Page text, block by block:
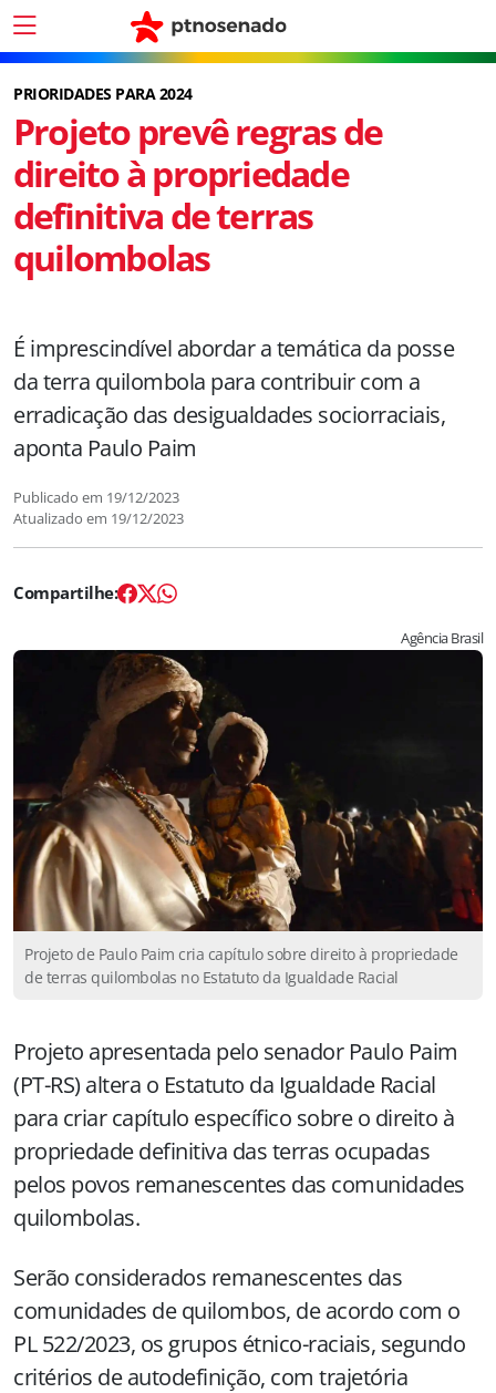
PRIORIDADES PARA 2024
Projeto prevê regras de
direito à propriedade
definitiva de terras
quilombolas
É imprescindível abordar a temática da posse
da terra quilombola para contribuir com a
erradicação das desigualdades sociorraciais,
aponta Paulo Paim
Publicado em 19/12/2023
Atualizado em 19/12/2023
Agência Brasil
Projeto de Paulo Paim cria capítulo sobre direito à propriedade
de terras quilombolas no Estatuto da Igualdade Racial
Projeto apresentada pelo senador Paulo Paim
(PT-RS) altera o Estatuto da Igualdade Racial
para criar capítulo específico sobre o direito à
propriedade definitiva das terras ocupadas
pelos povos remanescentes das comunidades
quilombolas.
Serão considerados remanescentes das
comunidades de quilombos, de acordo com o
PL 522/2023, os grupos étnico-raciais, segundo
critérios de autodefinição, com trajetória